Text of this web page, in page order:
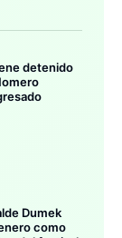
detenido
Dumek
como